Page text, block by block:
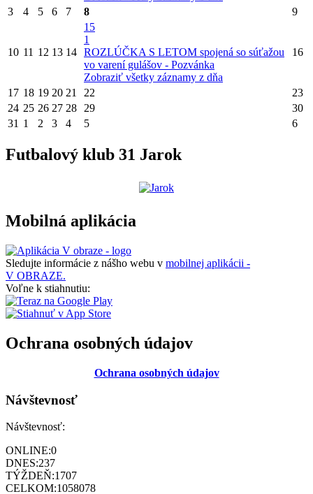
3 4 5 6 7 8 9
10 11 12 13 14
15
1
ROZLÚČKA S LETOM spojená so súťažou
vo varení gulášov - Pozvánka
Zobraziť všetky záznamy z dňa
16
17 18 19 20 21 22
23
24 25 26 27 28 29
30
31 1 2 3 4 5 6
Futbalový klub 31 Jarok
Mobilná aplikácia
Sledujte informácie z nášho webu v mobilnej aplikácii -
V OBRAZE.
Voľne k stiahnutiu:
Ochrana osobných údajov
Ochrana osobných údajov
Návštevnosť
Návštevnosť:
ONLINE:0
DNES:237
TÝŽDEŇ:1707
CELKOM:1058078